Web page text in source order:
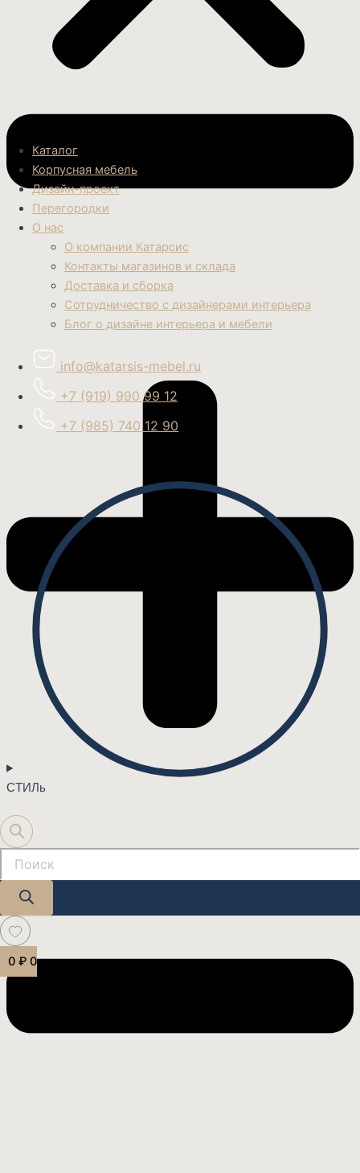
Каталог
Корпусная мебель
Дизайн-проект
Перегородки
О нас
О компании Катарсис
Контакты магазинов и склада
Доставка и сборка
Сотрудничество с дизайнерами интерьера
Блог о дизайне интерьера и мебели
info@katarsis-mebel.ru
+7 (919) 990 99 12
+7 (985) 740 12 90
0 ₽ 0
СТИЛь